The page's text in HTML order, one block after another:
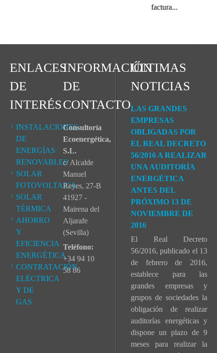
factura...
ENLACES
DE
INTERÉS
INSTALACIONES
DE
ENERGÍAS
RENOVABLES
SOLAR
FOTOVOLTAICA
SOLAR
TÉRMICA
AHORRO
Y
EFICIENCIA
ENERGÉTICA
CONTRATACIÓN
ELÉCTRICA
Y DE
GAS
INFORMACIÓN
DE
CONTACTO
Consultoría
Ecoenergética,
S.L.
c/ Alcalde
Manuel
Reyes, 27-B
41927 -
Mairena del
Aljarafe
(Sevilla)
Teléfono:
+34 94 10
58 86
ÚLTIMAS
NOTICIAS
LAS GRANDES
EMPRESAS
OBLIGADAS POR
EL REAL DECRETO
56/2016 A REALIZAR
UNA AUDITORÍA
ENERGÉTICA
ANTES DEL
PRÓXIMO 13 DE
NOVIEMBRE DE
2016
El Real Decreto
56/2016, publicado el 13
de febrero de 2016,
establece para las
grandes empresas y
grupos de sociedades la
obligación de realizar
auditorías energéticas y
dispone un plazo de 9
meses para realizar la